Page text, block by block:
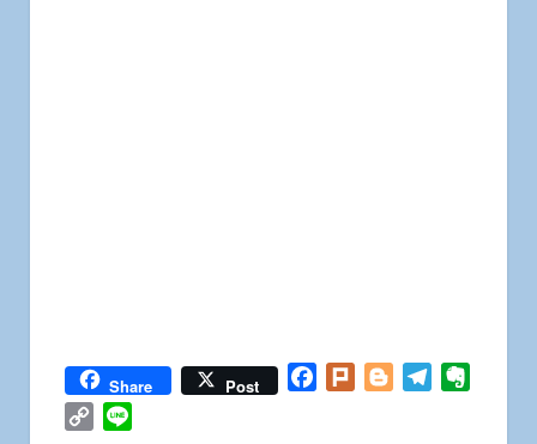
Share Post Facebook
Plurk BloggerTelegram
Copy